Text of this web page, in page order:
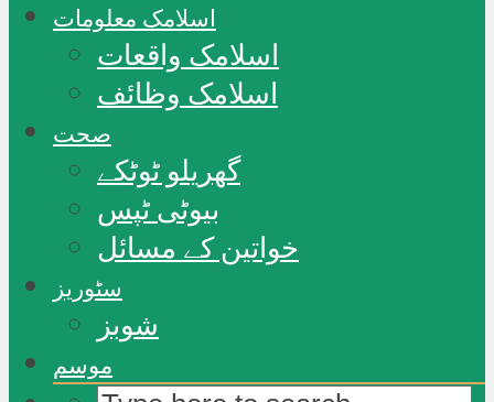
اسلامک معلومات
اسلامک واقعات
اسلامک وظائف
صحت
گھریلو ٹوٹکے
بیوٹی ٹپس
خواتین کے مسائل
سٹوریز
شوبز
موسم